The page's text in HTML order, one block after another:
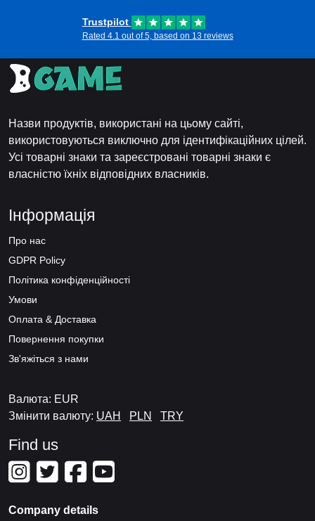
Trustpilot
Rated 4.1 out of 5, based on 13 reviews
Назви продуктів, використані на цьому сайті,
використовуються виключно для ідентифікаційних цілей.
Усі товарні знаки та зареєстровані товарні знаки є
власністю їхніх відповідних власників.
Інформація
Про нас
GDPR Policy
Політика конфіденційності
Умови
Оплата & Доставка
Повернення покупки
Зв'яжіться з нами
Валюта: EUR
Змінити валюту: UAH PLN TRY
Find us
Company details